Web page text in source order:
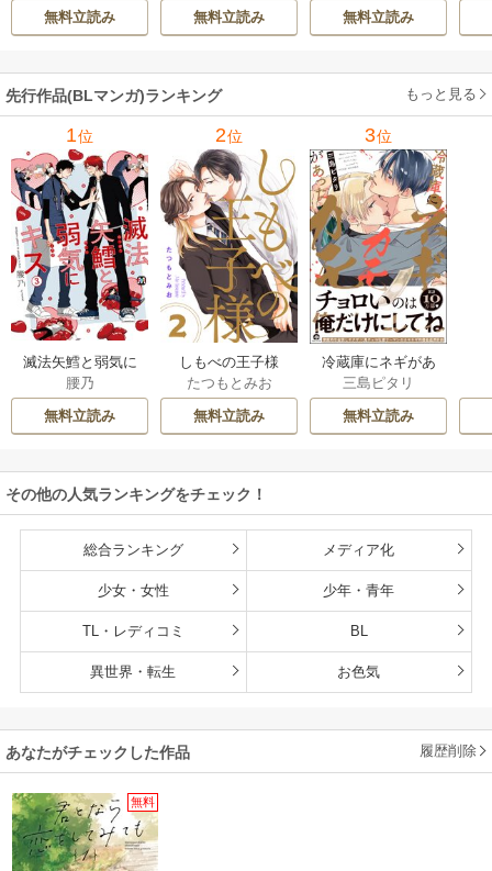
版】
無料立読み
け付き特装版】
無料立読み
無料立読み
先行作品(BLマンガ)ランキング もっと見る
1位
滅法矢鱈と弱気に
キス【コミックス
版】
腰乃
無料立読み
2位
しもべの王子様
【描き下ろしおま
け付き特装版】
たつもとみお
無料立読み
3位
冷蔵庫にネギがあ
ったカモ
三島ピタリ
無料立読み
その他の人気ランキングをチェック！
総合ランキング メディア化
少女・女性 少年・青年
TL・レディコミ BL
異世界・転生 お色気
あなたがチェックした作品 履歴削除
無料